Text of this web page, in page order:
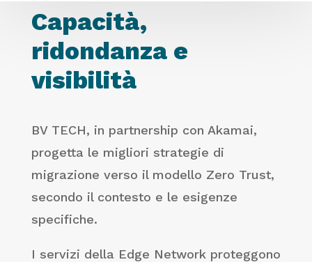
Capacità,
ridondanza e
visibilità
BV TECH, in partnership con Akamai,
progetta le migliori strategie di
migrazione verso il modello Zero Trust,
secondo il contesto e le esigenze
specifiche.
I servizi della Edge Network proteggono